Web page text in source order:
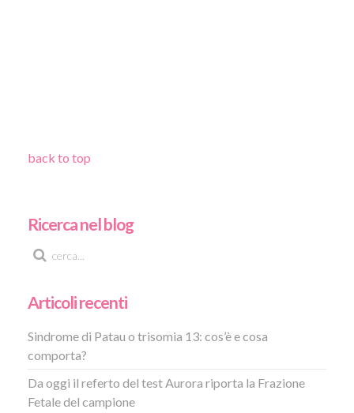
back to top
Ricerca nel blog
Articoli recenti
Sindrome di Patau o trisomia 13: cos’è e cosa
comporta?
Da oggi il referto del test Aurora riporta la Frazione
Fetale del campione